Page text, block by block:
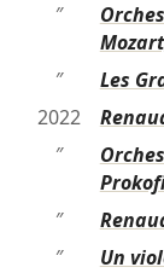
″
″
Les
2022
″
″
″
Un